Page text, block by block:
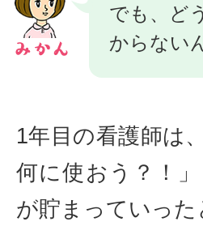
でも、ど
からない
1年目の看護師は
何に使おう？！
が貯まっていっ